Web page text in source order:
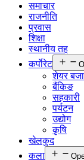
समाचार
राजनीति
प्रवास
शिक्षा
स्थानीय तह
कर्पाेरेट
शेयर
बैंकिङ
सहकारी
पर्यटन
उद्योग
कृषि
खेलकुद
कला